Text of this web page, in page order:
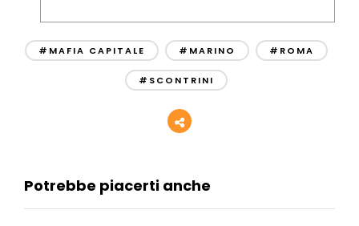
#MAFIA CAPITALE #MARINO #ROMA
#SCONTRINI
Potrebbe piacerti anche